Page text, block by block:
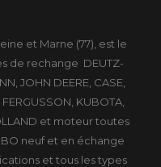
et Marne (77), est le
de rechange DEUTZ-
JOHN DEERE, CASE,
FERGUSSON, KUBOTA,
et moteur toutes
neuf et en échange
et tous les types